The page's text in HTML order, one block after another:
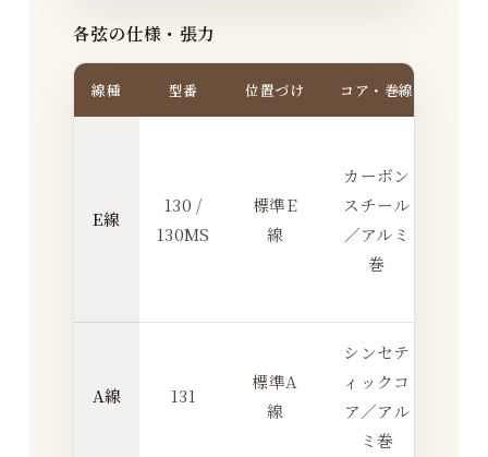
各弦の仕様・張力
線種 型番 位置づけ コア・巻線
E線
130 /
130MS
標準E
線
カーボン
スチール
／アルミ
巻
A線 131
標準A
線
シンセテ
ィックコ
ア／アル
ミ巻